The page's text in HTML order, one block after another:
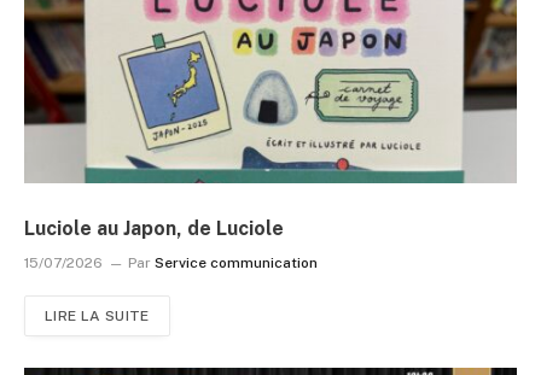
Luciole au Japon, de Luciole
15/07/2026 Par Service communication
LIRE LA SUITE